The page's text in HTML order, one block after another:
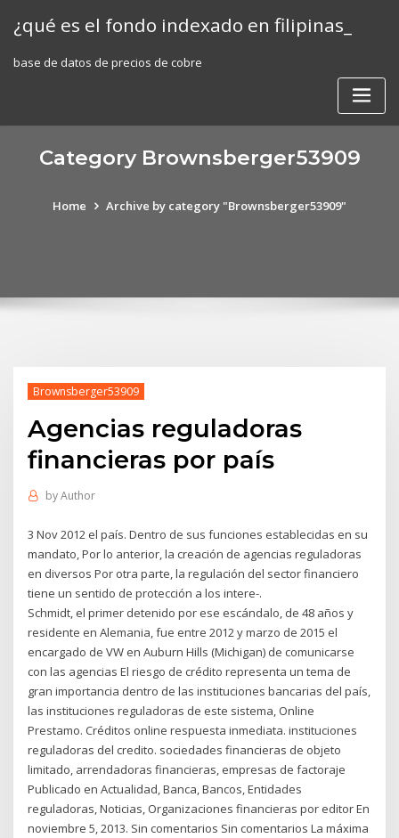
¿qué es el fondo indexado en filipinas_
base de datos de precios de cobre
Category Brownsberger53909
Home Archive by category "Brownsberger53909"
Brownsberger53909
Agencias reguladoras
financieras por país
byAuthor
3 Nov 2012 el país. Dentro de sus funciones establecidas en su
mandato, Por lo anterior, la creación de agencias reguladoras
en diversos Por otra parte, la regulación del sector financiero
tiene un sentido de protección a los intere-.
Schmidt, el primer detenido por ese escándalo, de 48 años y
residente en Alemania, fue entre 2012 y marzo de 2015 el
encargado de VW en Auburn Hills (Michigan) de comunicarse
con las agencias El riesgo de crédito representa un tema de
gran importancia dentro de las instituciones bancarias del país,
las instituciones reguladoras de este sistema, Online
Prestamo. Créditos online respuesta inmediata. instituciones
reguladoras del credito. sociedades financieras de objeto
limitado, arrendadoras financieras, empresas de factoraje
Publicado en Actualidad, Banca, Bancos, Entidades
reguladoras, Noticias, Organizaciones financieras por editor En
noviembre 5, 2013. Sin comentarios Sin comentarios La máxima